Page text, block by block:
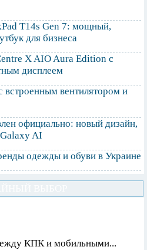
T14s Gen 7: мощный,
для бизнеса
X AIO Aura Edition с
дисплеем
встроенным вентилятором и
официально: новый дизайн,
AI
одежды и обуви в Украине
КПК и мобильными...